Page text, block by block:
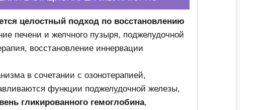
целостный подход по восстановлению
печени и желчного пузыря, поджелудочной
восстановление иннервации
в сочетании с озонотерапией,
функции поджелудочной железы,
гликированного гемоглобина,